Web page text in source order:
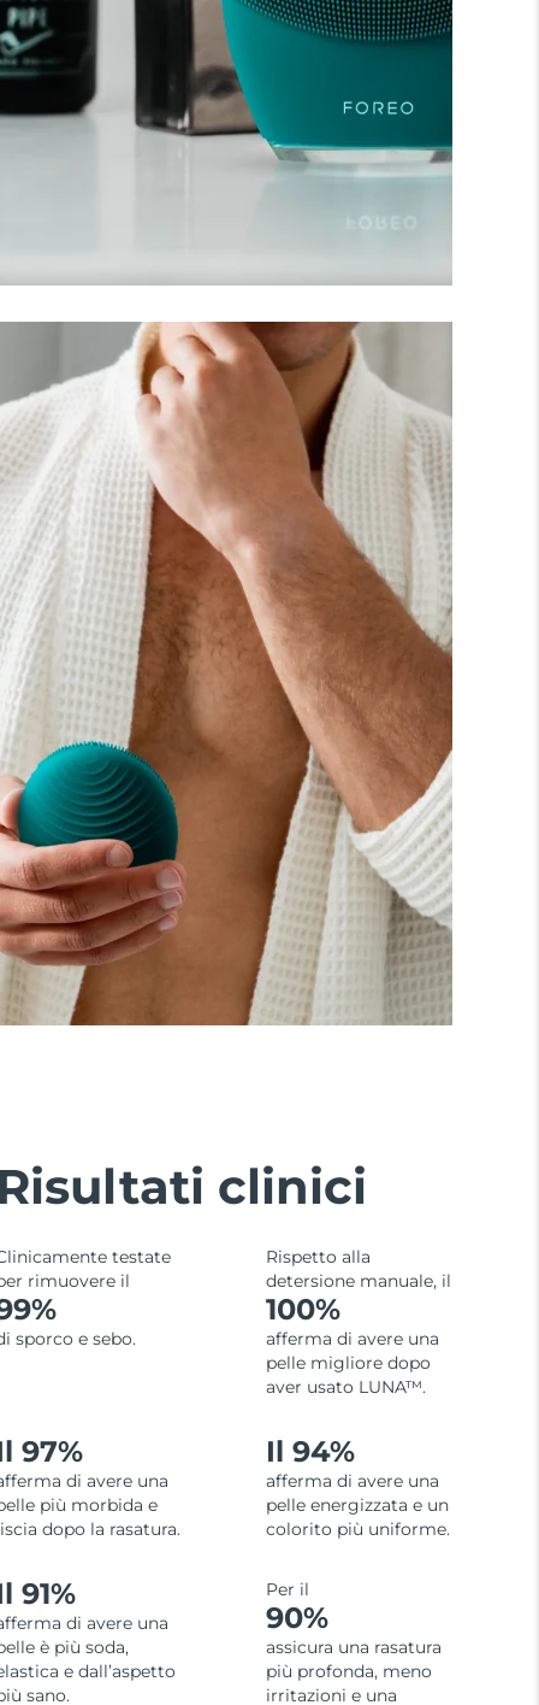
clinici
testate
rimuovere il
sporco e sebo.
Rispetto alla
detersione manuale, il
100%
afferma di avere una
pelle migliore dopo
aver usato LUNA™.
97%
di avere una
più morbida e
dopo la rasatura.
Il 94%
afferma di avere una
pelle energizzata e un
colorito più uniforme.
91%
di avere una
è più soda,
e dall’aspetto
sano.
Per il
90%
assicura una rasatura
più profonda, meno
irritazioni e una